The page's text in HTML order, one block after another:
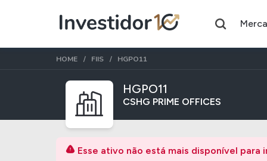
Assuntos do momento
Ibovespa Petróleo
HOME FIIS HGPO11
HGPO11
CSHG PRIME OFFICES
Esse ativo não está mais disponível para